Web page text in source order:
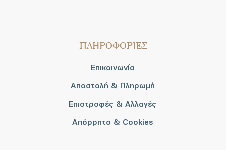
ΠΛΗΡΟΦΟΡΙΕΣ
Επικοινωνία
Αποστολή & Πληρωμή
Επιστροφές & Αλλαγές
Απόρρητο & Cookies